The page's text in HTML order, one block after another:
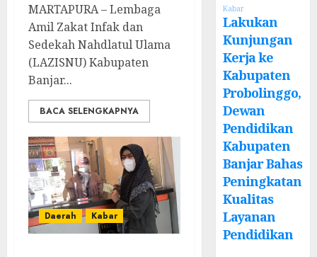
MARTAPURA – Lembaga
Amil Zakat Infak dan
Sedekah Nahdlatul Ulama
(LAZISNU) Kabupaten
Banjar...
BACA SELENGKAPNYA
Daerah Kabar
Kabar
Lakukan
Kunjungan
Kerja ke
Kabupaten
Probolinggo,
Dewan
Pendidikan
Kabupaten
Banjar Bahas
Peningkatan
Kualitas
Layanan
Pendidikan